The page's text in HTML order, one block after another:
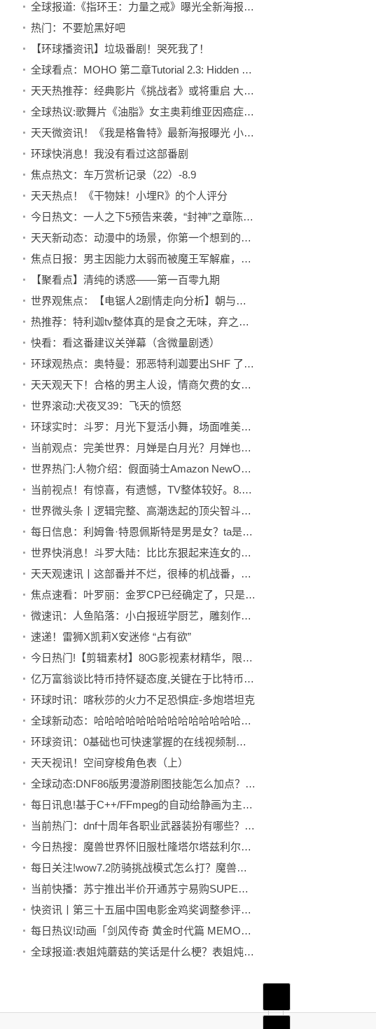
全球报道:《指环王：力量之戒》曝光全新海报 精灵女王出场
热门：不要尬黑好吧
【环球播资讯】垃圾番剧！哭死我了！
全球看点：MOHO 第二章Tutorial 2.3: Hidden Edges
天天热推荐：经典影片《挑战者》或将重启 大超卡维尔出演
全球热议:歌舞片《油脂》女主奥莉维亚因癌症去世 享年73岁
天天微资讯！《我是格鲁特》最新海报曝光 小格鲁特沉迷于护肤
环球快消息！我没有看过这部番剧
焦点热文：车万赏析记录（22）-8.9
天天热点！《干物妹！小埋R》的个人评分
今日热文：一人之下5预告来袭，“封神”之章陈朵篇，背后高光张楚岚？
天天新动态：动漫中的场景，你第一个想到的是哪些？
焦点日报：男主因能力太弱而被魔王军解雇，辗转到人类小镇开始了冒险者的第二人生
【聚看点】清纯的诱惑——第一百零九期
世界观焦点：【电锯人2剧情走向分析】朝与夜之间
热推荐：特利迦tv整体真的是食之无味，弃之可惜
快看：看这番建议关弹幕（含微量剧透）
环球观热点：奥特曼：邪恶特利迦要出SHF 了，看起来挺帅气的，并且还绑定了泽塔配件
天天观天下！合格的男主人设，情商欠费的女主和男二人设
世界滚动:犬夜叉39：飞天的愤怒
环球实时：斗罗：月光下复活小舞，场面唯美浪漫，复活后的小舞灵动极了
当前观点：完美世界：月婵是白月光？月婵也很爱石昊，可惜动漫将内容删减了
世界热门:人物介绍：假面骑士Amazon NewOmgea
当前视点！有惊喜，有遗憾，TV整体较好。8.8真不至于
世界微头条丨逻辑完整、高潮迭起的顶尖智斗作品
每日信息：利姆鲁·特恩佩斯特是男是女？ta是谁？
世界快消息！斗罗大陆：比比东狠起来连女的都不放过，雀蜂宗主被吸干，真毒妇
天天观速讯丨这部番并不烂，很棒的机战番，凭实力值得高分。
焦点速看：叶罗丽：金罗CP已经确定了，只是去了另一部动漫中，形象还升级了
微速讯：人鱼陷落：小白报班学厨艺，雕刻作品内涵锦叔，夏小虫cp上线了
速递！雷狮X凯莉X安迷修 “占有欲”
今日热门!【剪辑素材】80G影视素材精华，限时领取！UP主必备！ 影视 | 鬼畜 | 动漫 | 混剪
亿万富翁谈比特币持怀疑态度,关键在于比特币期权.
环球时讯：喀秋莎的火力不足恐惧症-多炮塔坦克
全球新动态：哈哈哈哈哈哈哈哈哈哈哈哈哈哈哈哈哈哈哈哈哈哈哈哈哈哈哈哈哈哈哈
环球资讯：0基础也可快速掌握的在线视频制作软件
天天视讯！空间穿梭角色表（上）
全球动态:DNF86版男漫游刷图技能怎么加点？加点方案是什么？
每日讯息!基于C++/FFmpeg的自动给静画为主的MMD生成字幕时间轴的土方法
当前热门：dnf十周年各职业武器装扮有哪些？dnf十周年武器装扮外观怎么样？
今日热搜：魔兽世界怀旧服杜隆塔尔塔兹利尔的镐任务怎么做？任务完成攻略是什么？
每日关注!wow7.2防骑挑战模式怎么打？魔兽世界神器挑战任务如何完成？
当前快播：苏宁推出半价开通苏宁易购SUPER会员卡活动
快资讯丨第三十五届中国电影金鸡奖调整参评影片报名范围
每日热议!动画「剑风传奇 黄金时代篇 MEMORIAL EDITION」主视觉图公开
全球报道:表姐炖蘑菇的笑话是什么梗？表姐炖蘑菇有何笑点？